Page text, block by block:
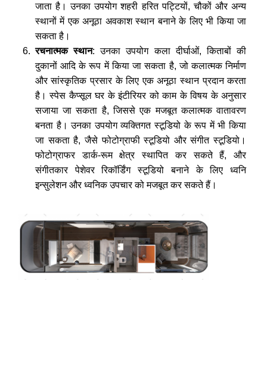
जाता है। उनका उपयोग शहरी हरित पट्टियों, चौकों और अन्य
स्थानों में एक अनूठा अवकाश स्थान बनाने के लिए भी किया जा
सकता है।
रचनात्मक स्थान: उनका उपयोग कला दीर्घाओं, किताबों की
दुकानों आदि के रूप में किया जा सकता है, जो कलात्मक निर्माण
और सांस्कृतिक प्रसार के लिए एक अनूठा स्थान प्रदान करता
है। स्पेस कैप्सूल घर के इंटीरियर को काम के विषय के अनुसार
सजाया जा सकता है, जिससे एक मजबूत कलात्मक वातावरण
बनता है। उनका उपयोग व्यक्तिगत स्टूडियो के रूप में भी किया
जा सकता है, जैसे फोटोग्राफी स्टूडियो और संगीत स्टूडियो।
फोटोग्राफर डार्क-रूम क्षेत्र स्थापित कर सकते हैं, और
संगीतकार पेशेवर रिकॉर्डिंग स्टूडियो बनाने के लिए ध्वनि
इन्सुलेशन और ध्वनिक उपचार को मजबूत कर सकते हैं।